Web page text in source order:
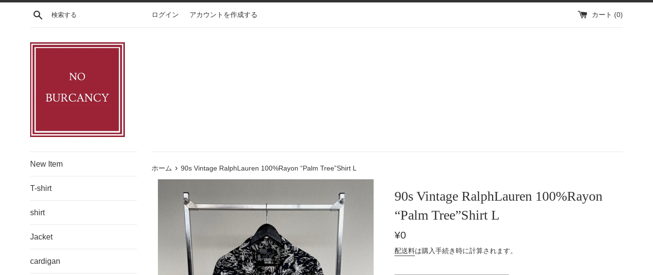
コ
検索する ログイン アカウントを作成する カート (0)
New Item
T-shirt
shirt
Jacket
cardigan
ホーム › 90s Vintage RalphLauren 100%Rayon “Palm Tree”Shirt L
90s Vintage RalphLauren 100%Rayon
“Palm Tree”Shirt L
通
価
¥0
配送料は購入手続き時に計算されます。